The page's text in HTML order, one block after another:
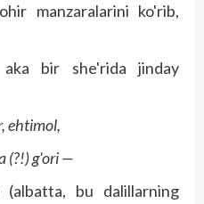
manzaralarini ko'rib,
aka bir she'rida jinday
ehtimol,
(?!) g'ori —
bu dalillarning